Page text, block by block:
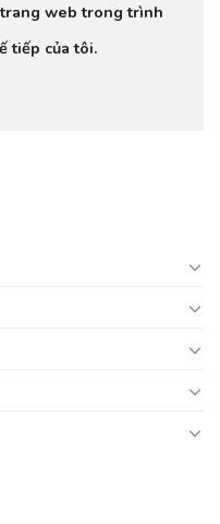
web trong trình
tiếp của tôi.